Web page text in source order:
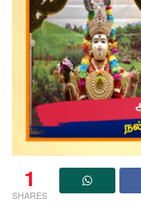
1
SHARES